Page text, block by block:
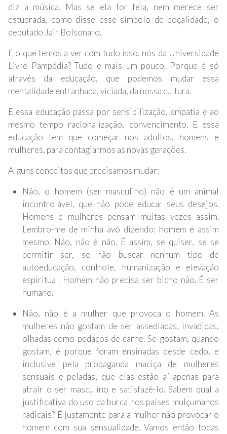
diz a música. Mas se ela for feia, nem merece ser
estuprada, como disse esse símbolo de boçalidade, o
deputado Jair Bolsonaro.
E o que temos a ver com tudo isso, nós da Universidade
Livre Pampédia? Tudo e mais um pouco. Porque é só
através da educação, que podemos mudar essa
mentalidade entranhada, viciada, da nossa cultura.
E essa educação passa por sensibilização, empatia e ao
mesmo tempo racionalização, convencimento. E essa
educação tem que começar nos adultos, homens e
mulheres, para contagiarmos as novas gerações.
Alguns conceitos que precisamos mudar:
Não, o homem (ser masculino) não é um animal
incontrolável, que não pode educar seus desejos.
Homens e mulheres pensam muitas vezes assim.
Lembro-me de minha avó dizendo: homem é assim
mesmo. Não, não é não. É assim, se quiser, se se
permitir ser, se não buscar nenhum tipo de
autoeducação, controle, humanização e elevação
espiritual. Homem não precisa ser bicho não. É ser
humano.
Não, não é a mulher que provoca o homem. As
mulheres não gostam de ser assediadas, invadidas,
olhadas como pedaços de carne. Se gostam, quando
gostam, é porque foram ensinadas desde cedo, e
inclusive pela propaganda maciça de mulheres
sensuais e peladas, que elas estão aí apenas para
atrair o ser masculino e satisfazê-lo. Sabem qual a
justificativa do uso da burca nos países mulçumanos
radicais? É justamente para a mulher não provocar o
homem com sua sensualidade. Vamos então todas